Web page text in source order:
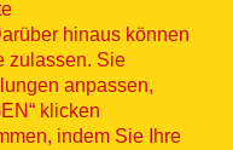
hinaus können
zulassen. Sie
anpassen,
klicken
indem Sie Ihre